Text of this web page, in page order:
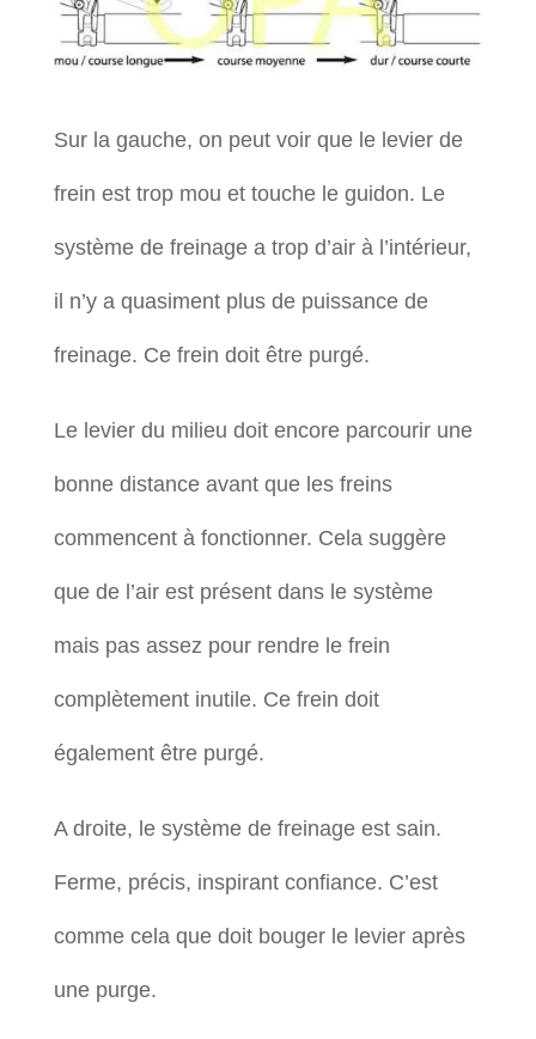
Sur la gauche, on peut voir que le levier de
frein est trop mou et touche le guidon. Le
système de freinage a trop d’air à l’intérieur,
il n’y a quasiment plus de puissance de
freinage. Ce frein doit être purgé.
Le levier du milieu doit encore parcourir une
bonne distance avant que les freins
commencent à fonctionner. Cela suggère
que de l’air est présent dans le système
mais pas assez pour rendre le frein
complètement inutile. Ce frein doit
également être purgé.
A droite, le système de freinage est sain.
Ferme, précis, inspirant confiance. C’est
comme cela que doit bouger le levier après
une purge.